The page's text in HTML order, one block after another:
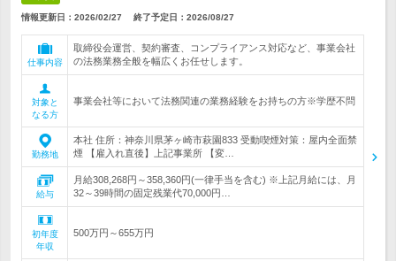
情報更新日：2026/02/27 終了予定日： 2026/08/27
仕事内容
取締役会運営、契約審査、コンプライアンス対応など、事業会社
の法務業務全般を幅広くお任せします。
対象と
なる方
事業会社等において法務関連の業務経験をお持ちの方※学歴不問
勤務地
本社 住所：神奈川県茅ヶ崎市萩園833 受動喫煙対策：屋内全面禁
煙 【雇入れ直後】上記事業所 【変…
給与
月給308,268円～358,360円(一律手当を含む) ※上記月給には、月
32～39時間の固定残業代70,000円…
初年度
年収
500万円～655万円